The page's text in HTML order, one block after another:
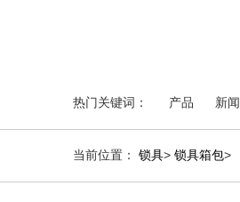
热门关键词： 产品 新闻
当前位置： 锁具> 锁具箱包>